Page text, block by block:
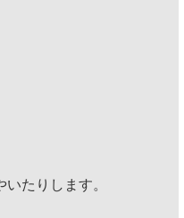
たりします。